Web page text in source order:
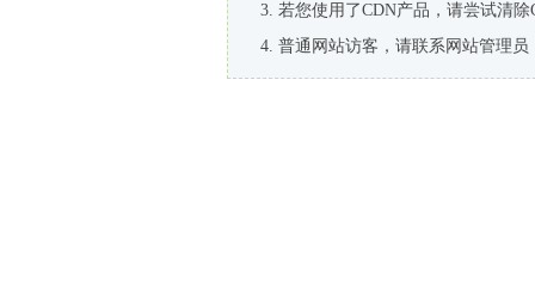
若您使用了CDN产品，请尝试清除
普通网站访客，请联系网站管理员